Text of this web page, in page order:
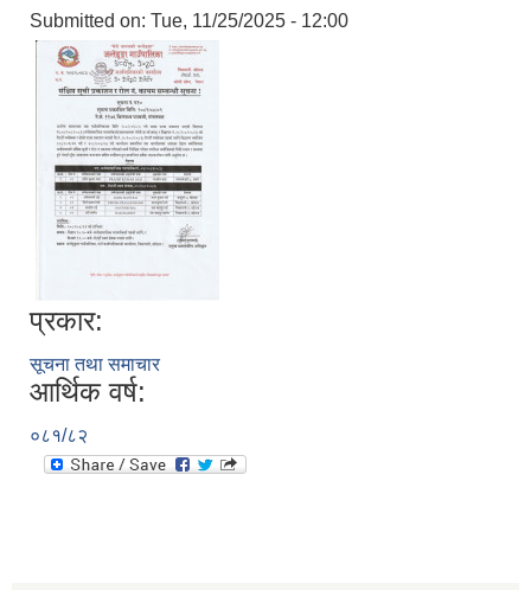
Submitted on: Tue, 11/25/2025 - 12:00
प्रकार:
सूचना तथा समाचार
आर्थिक वर्ष:
०८१/८२